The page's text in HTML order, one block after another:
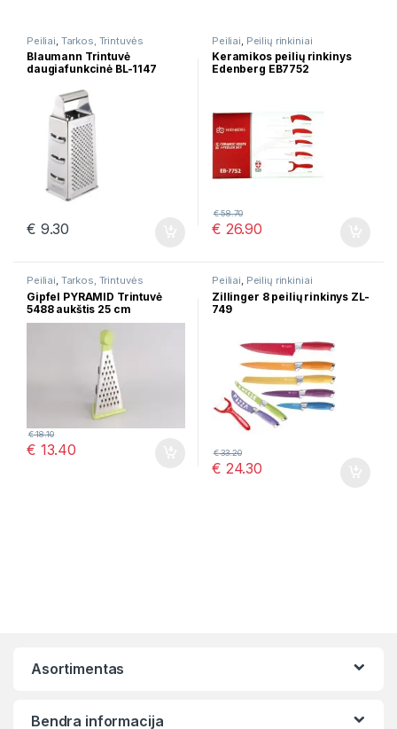
Peiliai Tarkos, Trintuvės
Blaumann Trintuvė
daugiafunkcinė BL-1147
€ 9.30
Peiliai Peilių rinkiniai
Keramikos peilių rinkinys
Edenberg EB7752
€ 26.90
€58.70
Peiliai, Tarkos, Trintuvės
Gipfel PYRAMID Trintuvė
5488 aukštis 25 cm
€ 13.40
€18.10
Peiliai, Peilių rinkiniai
Zillinger 8 peilių rinkinys ZL-
749
€ 24.30
€33.20
Asortimentas
Bendra informacija